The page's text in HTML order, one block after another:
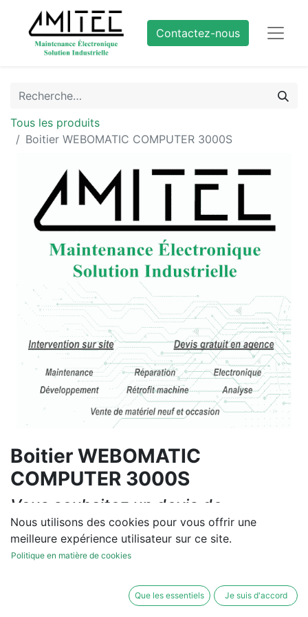
Contactez-nous
Tous les produits
Boitier WEBOMATIC COMPUTER 3000S
Boitier WEBOMATIC
COMPUTER 3000S
Vous souhaitez un devis de
réparation ou de vente, un
diagnostic sur site?
Nous utilisons des cookies pour vous offrir une
meilleure expérience utilisateur sur ce site.
Politique en matière de cookies
Que les essentiels Je suis d'accord